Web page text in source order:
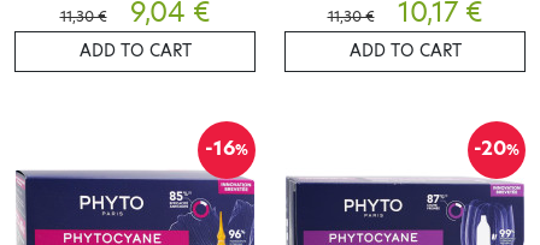
11,30 € 9,04 €
ADD TO CART
11,30 € 10,17 €
ADD TO CART
-16% -20%